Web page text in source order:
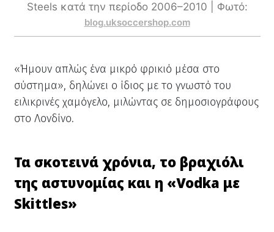
Steels κατά την περίοδο 2006–2010 | Φωτό:
blog.uksoccershop.com
«Ήμουν απλώς ένα μικρό φρικιό μέσα στο
σύστημα», δηλώνει ο ίδιος με το γνωστό του
ειλικρινές χαμόγελο, μιλώντας σε δημοσιογράφους
στο Λονδίνο.
Τα σκοτεινά χρόνια, το βραχιόλι
της αστυνομίας και η «Vodka με
Skittles»